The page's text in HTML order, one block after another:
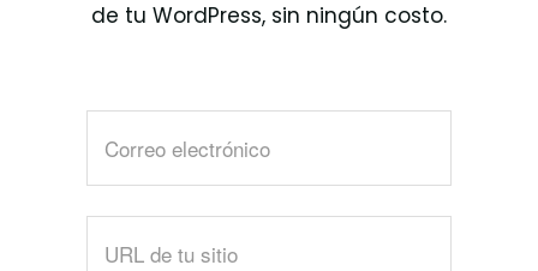
de tu WordPress, sin ningún costo.